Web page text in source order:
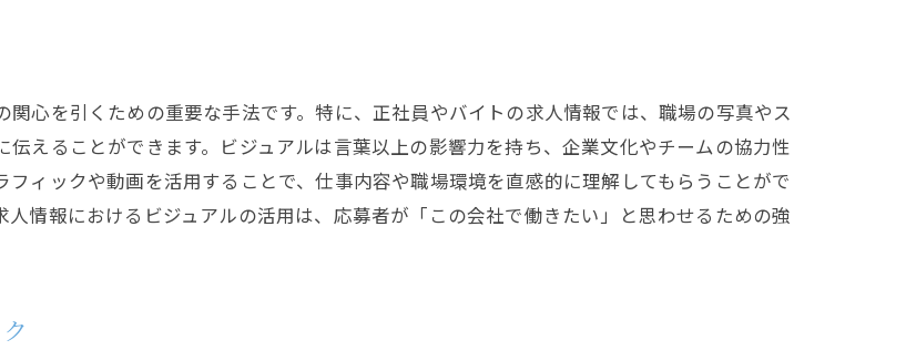
心を引くための重要な手法です。特に、正社員やバイトの求人情報では、職場の写真やス
えることができます。ビジュアルは言葉以上の影響力を持ち、企業文化やチームの協力性
ィックや動画を活用することで、仕事内容や職場環境を直感的に理解してもらうことがで
情報におけるビジュアルの活用は、応募者が「この会社で働きたい」と思わせるための強